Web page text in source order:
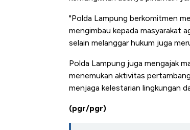
"Polda Lampung berkomitmen
mengimbau kepada masyarakat
selain melanggar hukum juga
Polda Lampung juga mengajak
menemukan aktivitas
menjaga kelestarian lingkungan
(pgr/pgr)